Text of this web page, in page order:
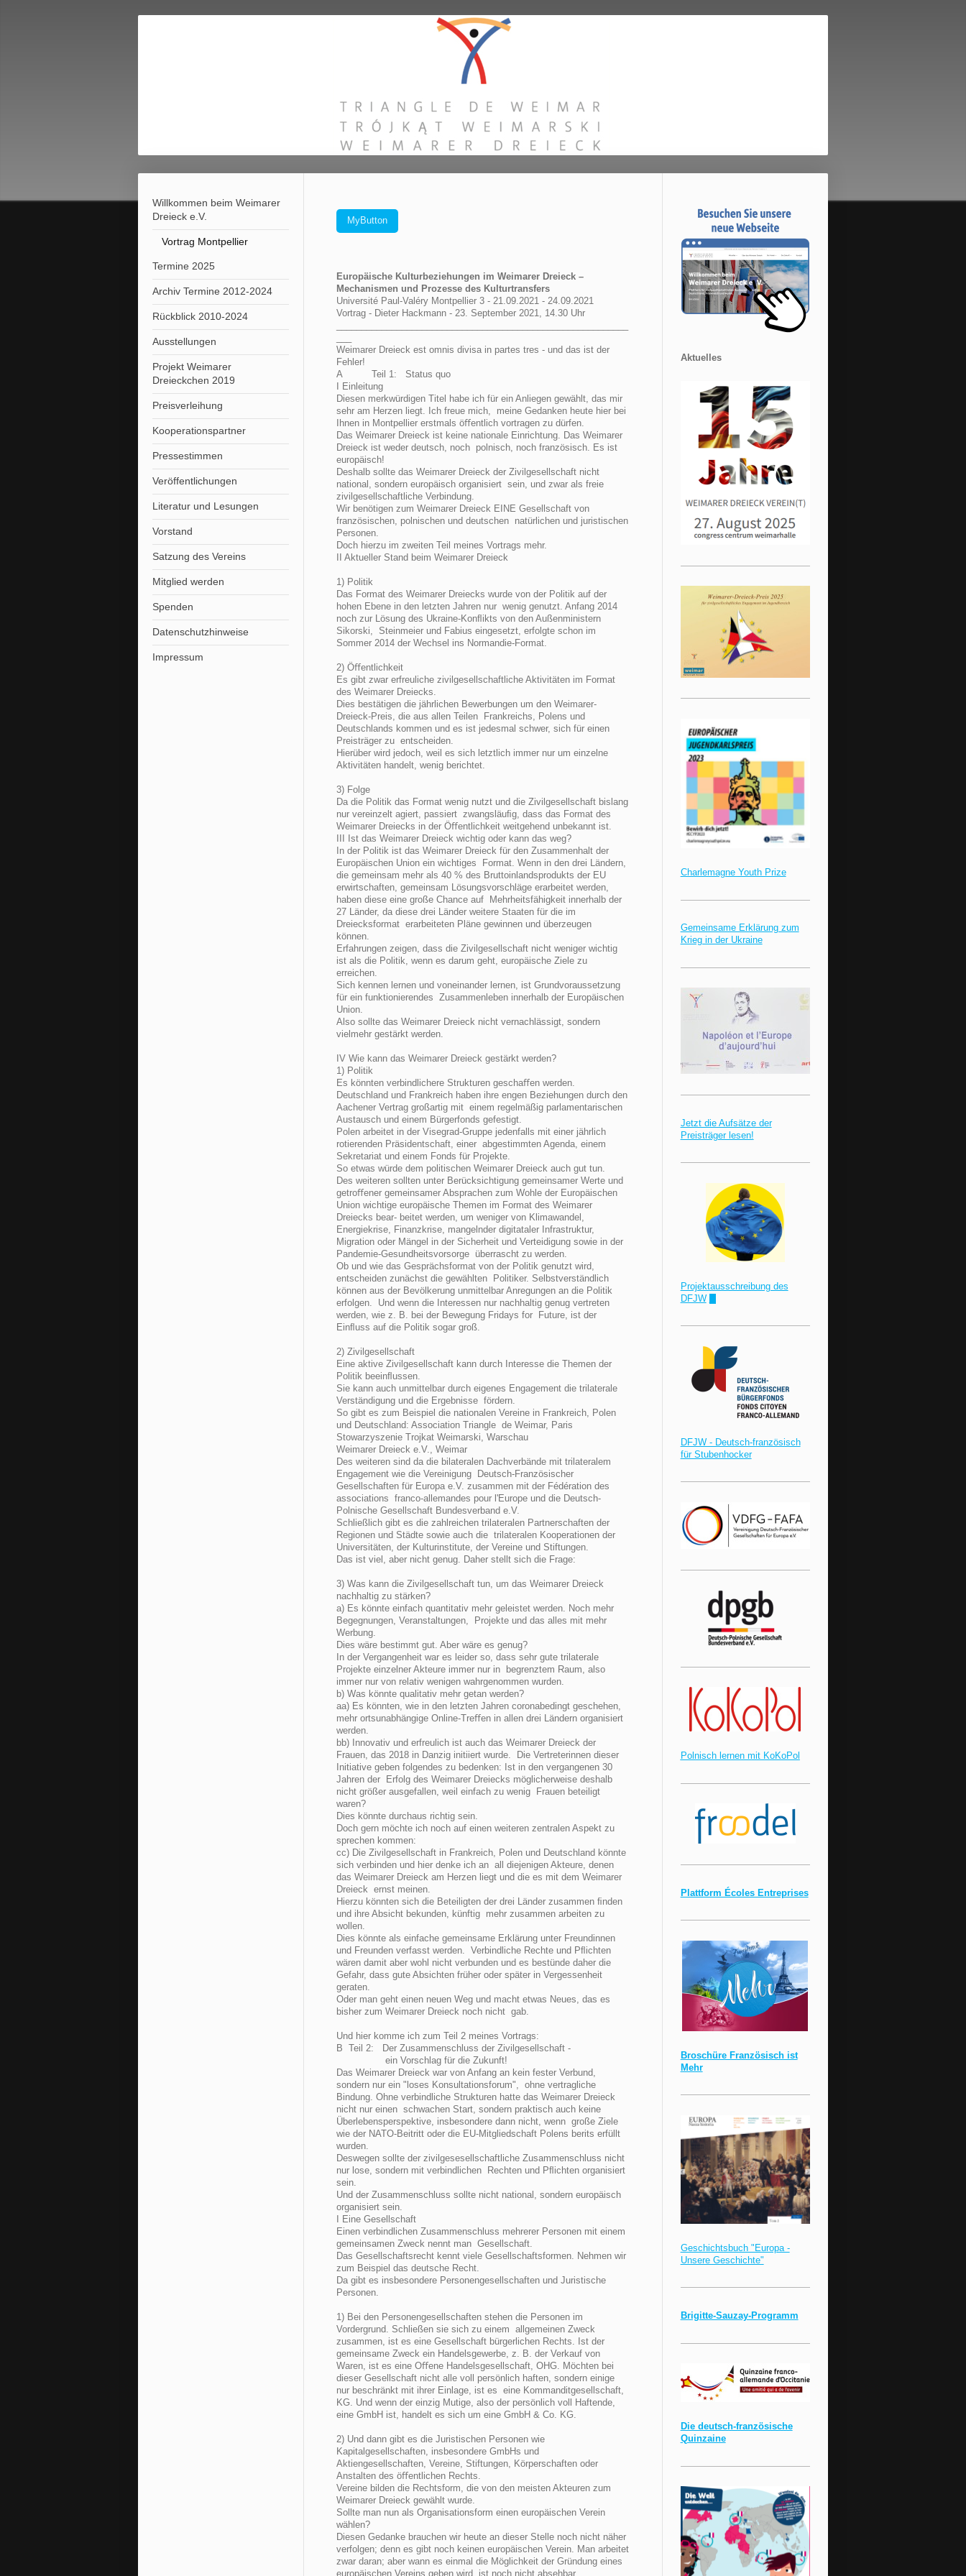
Willkommen beim Weimarer
Dreieck e.V.
Vortrag Montpellier
Termine 2025
Archiv Termine 2012-2024
Rückblick 2010-2024
Ausstellungen
Projekt Weimarer
Dreieckchen 2019
Preisverleihung
Kooperationspartner
Pressestimmen
Veröffentlichungen
Literatur und Lesungen
Vorstand
Satzung des Vereins
Mitglied werden
Spenden
Datenschutzhinweise
Impressum
MyButton
Europäische Kulturbeziehungen im Weimarer Dreieck –
Mechanismen und Prozesse des Kulturtransfers
Université Paul-Valéry Montpellier 3 - 21.09.2021 - 24.09.2021
Vortrag - Dieter Hackmann - 23. September 2021, 14.30 Uhr
Weimarer Dreieck est omnis divisa in partes tres - und das ist der
Fehler!
A Teil 1: Status quo
I Einleitung
Diesen merkwürdigen Titel habe ich für ein Anliegen gewählt, das mir
sehr am Herzen liegt. Ich freue mich, meine Gedanken heute hier bei
Ihnen in Montpellier erstmals öﬀentlich vortragen zu dürfen.
Das Weimarer Dreieck ist keine nationale Einrichtung. Das Weimarer
Dreieck ist weder deutsch, noch polnisch, noch französisch. Es ist
europäisch!
Deshalb sollte das Weimarer Dreieck der Zivilgesellschaft nicht
national, sondern europäisch organisiert sein, und zwar als freie
zivilgesellschaftliche Verbindung.
Wir benötigen zum Weimarer Dreieck EINE Gesellschaft von
französischen, polnischen und deutschen natürlichen und juristischen
Personen.
Doch hierzu im zweiten Teil meines Vortrags mehr.
II Aktueller Stand beim Weimarer Dreieck
1) Politik
Das Format des Weimarer Dreiecks wurde von der Politik auf der
hohen Ebene in den letzten Jahren nur wenig genutzt. Anfang 2014
noch zur Lösung des Ukraine-Konﬂikts von den Außenministern
Sikorski, Steinmeier und Fabius eingesetzt, erfolgte schon im
Sommer 2014 der Wechsel ins Normandie-Format.
2) Öﬀentlichkeit
Es gibt zwar erfreuliche zivilgesellschaftliche Aktivitäten im Format
des Weimarer Dreiecks.
Dies bestätigen die jährlichen Bewerbungen um den Weimarer-
Dreieck-Preis, die aus allen Teilen Frankreichs, Polens und
Deutschlands kommen und es ist jedesmal schwer, sich für einen
Preisträger zu entscheiden.
Hierüber wird jedoch, weil es sich letztlich immer nur um einzelne
Aktivitäten handelt, wenig berichtet.
3) Folge
Da die Politik das Format wenig nutzt und die Zivilgesellschaft bislang
nur vereinzelt agiert, passiert zwangsläuﬁg, dass das Format des
Weimarer Dreiecks in der Öﬀentlichkeit weitgehend unbekannt ist.
III Ist das Weimarer Dreieck wichtig oder kann das weg?
In der Politik ist das Weimarer Dreieck für den Zusammenhalt der
Europäischen Union ein wichtiges Format. Wenn in den drei Ländern,
die gemeinsam mehr als 40 % des Bruttoinlandsprodukts der EU
erwirtschaften, gemeinsam Lösungsvorschläge erarbeitet werden,
haben diese eine große Chance auf Mehrheitsfähigkeit innerhalb der
27 Länder, da diese drei Länder weitere Staaten für die im
Dreiecksformat erarbeiteten Pläne gewinnen und überzeugen
können.
Erfahrungen zeigen, dass die Zivilgesellschaft nicht weniger wichtig
ist als die Politik, wenn es darum geht, europäische Ziele zu
erreichen.
Sich kennen lernen und voneinander lernen, ist Grundvoraussetzung
für ein funktionierendes Zusammenleben innerhalb der Europäischen
Union.
Also sollte das Weimarer Dreieck nicht vernachlässigt, sondern
vielmehr gestärkt werden.
IV Wie kann das Weimarer Dreieck gestärkt werden?
1) Politik
Es könnten verbindlichere Strukturen geschaﬀen werden.
Deutschland und Frankreich haben ihre engen Beziehungen durch den
Aachener Vertrag großartig mit einem regelmäßig parlamentarischen
Austausch und einem Bürgerfonds gefestigt.
Polen arbeitet in der Visegrad-Gruppe jedenfalls mit einer jährlich
rotierenden Präsidentschaft, einer abgestimmten Agenda, einem
Sekretariat und einem Fonds für Projekte.
So etwas würde dem politischen Weimarer Dreieck auch gut tun.
Des weiteren sollten unter Berücksichtigung gemeinsamer Werte und
getroﬀener gemeinsamer Absprachen zum Wohle der Europäischen
Union wichtige europäische Themen im Format des Weimarer
Dreiecks bear- beitet werden, um weniger von Klimawandel,
Energiekrise, Finanzkrise, mangelnder digitataler Infrastruktur,
Migration oder Mängel in der Sicherheit und Verteidigung sowie in der
Pandemie-Gesundheitsvorsorge überrascht zu werden.
Ob und wie das Gesprächsformat von der Politik genutzt wird,
entscheiden zunächst die gewählten Politiker. Selbstverständlich
können aus der Bevölkerung unmittelbar Anregungen an die Politik
erfolgen. Und wenn die Interessen nur nachhaltig genug vertreten
werden, wie z. B. bei der Bewegung Fridays for Future, ist der
Einﬂuss auf die Politik sogar groß.
2) Zivilgesellschaft
Eine aktive Zivilgesellschaft kann durch Interesse die Themen der
Politik beeinﬂussen.
Sie kann auch unmittelbar durch eigenes Engagement die trilaterale
Verständigung und die Ergebnisse fördern.
So gibt es zum Beispiel die nationalen Vereine in Frankreich, Polen
und Deutschland: Association Triangle de Weimar, Paris
Stowarzyszenie Trojkat Weimarski, Warschau
Weimarer Dreieck e.V., Weimar
Des weiteren sind da die bilateralen Dachverbände mit trilateralem
Engagement wie die Vereinigung Deutsch-Französischer
Gesellschaften für Europa e.V. zusammen mit der Fédération des
associations franco-allemandes pour l'Europe und die Deutsch-
Polnische Gesellschaft Bundesverband e.V.
Schließlich gibt es die zahlreichen trilateralen Partnerschaften der
Regionen und Städte sowie auch die trilateralen Kooperationen der
Universitäten, der Kulturinstitute, der Vereine und Stiftungen.
Das ist viel, aber nicht genug. Daher stellt sich die Frage:
3) Was kann die Zivilgesellschaft tun, um das Weimarer Dreieck
nachhaltig zu stärken?
a) Es könnte einfach quantitativ mehr geleistet werden. Noch mehr
Begegnungen, Veranstaltungen, Projekte und das alles mit mehr
Werbung.
Dies wäre bestimmt gut. Aber wäre es genug?
In der Vergangenheit war es leider so, dass sehr gute trilaterale
Projekte einzelner Akteure immer nur in begrenztem Raum, also
immer nur von relativ wenigen wahrgenommen wurden.
b) Was könnte qualitativ mehr getan werden?
aa) Es könnten, wie in den letzten Jahren coronabedingt geschehen,
mehr ortsunabhängigeOnline-Treﬀen in allen drei Ländern organisiert
werden.
bb) Innovativ und erfreulich ist auch das Weimarer Dreieck der
Frauen, das 2018 in Danzig initiiert wurde. Die Vertreterinnen dieser
Initiative geben folgendes zu bedenken: Ist in den vergangenen 30
Jahren der Erfolg des Weimarer Dreiecks möglicherweise deshalb
nicht größer ausgefallen, weil einfach zu wenig Frauen beteiligt
waren?
Dies könnte durchaus richtig sein.
Doch gern möchte ich noch auf einen weiteren zentralen Aspekt zu
sprechen kommen:
cc) Die Zivilgesellschaft in Frankreich, Polen und Deutschland könnte
sich verbinden und hier denke ich an all diejenigen Akteure, denen
das Weimarer Dreieck am Herzen liegt und die es mit dem Weimarer
Dreieck ernst meinen.
Hierzu könnten sich die Beteiligten der drei Länder zusammen ﬁnden
und ihre Absicht bekunden, künftig mehr zusammen arbeiten zu
wollen.
Dies könnte als einfache gemeinsame Erklärung unter Freundinnen
und Freunden verfasst werden. Verbindliche Rechte und Pﬂichten
wären damit aber wohl nicht verbunden und es bestünde daher die
Gefahr, dass gute Absichten früher oder später in Vergessenheit
geraten.
Oder man geht einen neuen Weg und macht etwas Neues, das es
bisher zum Weimarer Dreieck noch nicht gab.
Und hier komme ich zum Teil 2 meines Vortrags:
B Teil 2: Der Zusammenschluss der Zivilgesellschaft -
ein Vorschlag für die Zukunft!
Das Weimarer Dreieck war von Anfang an kein fester Verbund,
sondern nur ein "loses Konsultationsforum", ohne vertragliche
Bindung. Ohne verbindliche Strukturen hatte das Weimarer Dreieck
nicht nur einen schwachen Start, sondern praktisch auch keine
Überlebensperspektive, insbesondere dann nicht, wenn große Ziele
wie der NATO-Beitritt oder die EU-Mitgliedschaft Polens berits erfüllt
wurden.
Deswegen sollte der zivilgesesellschaftliche Zusammenschluss nicht
nur lose, sondern mit verbindlichen Rechten und Pﬂichten organisiert
sein.
Und der Zusammenschluss sollte nicht national, sondern europäisch
organisiert sein.
I Eine Gesellschaft
Einen verbindlichen Zusammenschluss mehrerer Personen mit einem
gemeinsamen Zweck nennt man Gesellschaft.
Das Gesellschaftsrecht kennt viele Gesellschaftsformen. Nehmen wir
zum Beispiel das deutsche Recht.
Da gibt es insbesondere Personengesellschaften und Juristische
Personen.
1) Bei den Personengesellschaften stehen die Personen im
Vordergrund. Schließen sie sich zu einem allgemeinen Zweck
zusammen, ist es eine Gesellschaft bürgerlichen Rechts. Ist der
gemeinsame Zweck ein Handelsgewerbe, z. B. der Verkauf von
Waren, ist es eine Oﬀene Handelsgesellschaft, OHG. Möchten bei
dieser Gesellschaft nicht alle voll persönlich haften, sondern einige
nur beschränkt mit ihrer Einlage, ist es eine Kommanditgesellschaft,
KG. Und wenn der einzig Mutige, also der persönlich voll Haftende,
eineGmbH ist, handelt es sich um eine GmbH & Co. KG.
2) Und dann gibt es die Juristischen Personen wie
Kapitalgesellschaften, insbesondere GmbHs und
Aktiengesellschaften, Vereine, Stiftungen, Körperschaften oder
Anstalten des öﬀentlichen Rechts.
Vereine bilden die Rechtsform, die von den meisten Akteuren zum
Weimarer Dreieck gewählt wurde.
Sollte man nun als Organisationsform einen europäischen Verein
wählen?
Diesen Gedanke brauchen wir heute an dieser Stelle noch nicht näher
verfolgen; denn es gibt noch keineneuropäischen Verein. Man arbeitet
zwar daran; aber wann es einmal die Möglichkeit der Gründung eines
europäischen Vereins geben wird, ist noch nicht absehbar.
Aktuelles
Charlemagne Youth Prize
Gemeinsame Erklärung zum
Krieg in der Ukraine
Jetzt die Aufsätze der
Preisträger lesen!
Projektausschreibung des
DFJW
DFJW - Deutsch-französisch
für Stubenhocker
Polnisch lernen mit KoKoPol
Plattform Écoles Entreprises
Broschüre Französisch ist
Mehr
Geschichtsbuch "Europa -
Unsere Geschichte"
Brigitte-Sauzay-Programm
Die deutsch-französische
Quinzaine